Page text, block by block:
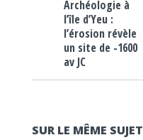
Archéologie à
l’île d’Yeu :
l’érosion révèle
un site de -1600
av JC
SUR LE MÊME SUJET